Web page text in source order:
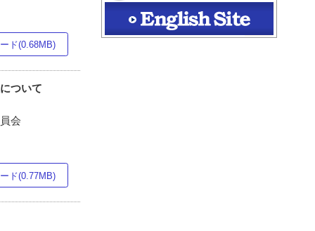
ド(0.68MB)
ついて
会
ド(0.77MB)